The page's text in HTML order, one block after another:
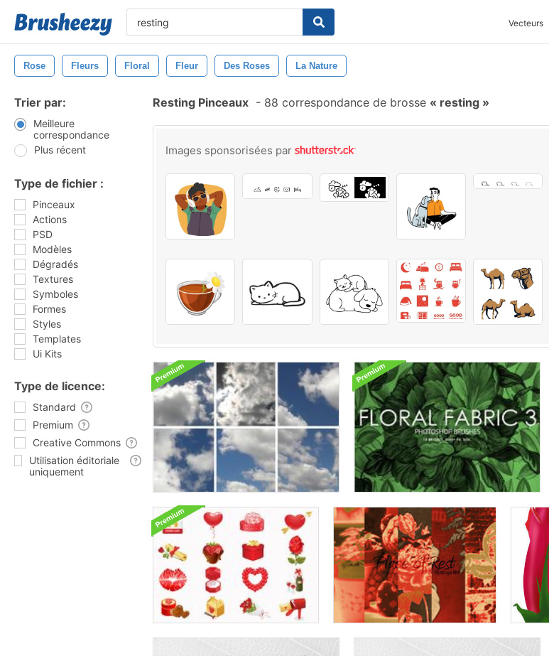
Vecteurs
Rose Fleurs Floral Fleur Des Roses La Nature
Trier par:
Meilleure
correspondance
Plus récent
Type de fichier :
Pinceaux
Actions
PSD
Modèles
Dégradés
Textures
Symboles
Formes
Styles
Templates
Ui Kits
Type de licence:
Standard
Premium
Creative Commons
Utilisation éditoriale
uniquement
Resting Pinceaux - 88 correspondance de brosse resting
Images sponsorisées par